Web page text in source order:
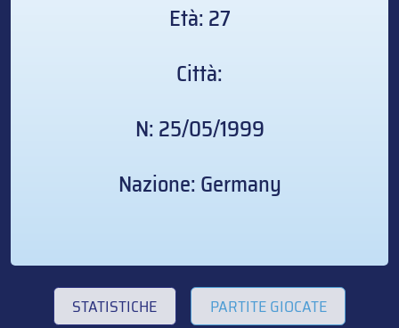
Età: 27
Città:
N: 25/05/1999
Nazione: Germany
STATISTICHE PARTITE GIOCATE